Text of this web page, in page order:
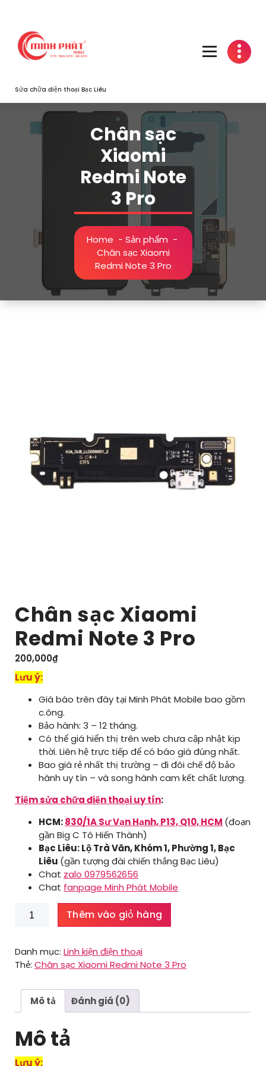
content
Sửa chữa điện thoại Bạc Liêu
Chân sạc
Xiaomi
Redmi Note
3 Pro
Home - Sản phẩm -
Chân sạc Xiaomi
Redmi Note 3 Pro
Chân sạc Xiaomi
Redmi Note 3 Pro
200,000₫
Lưu ý:
Giá báo trên đây tại Minh Phát Mobile bao gồm
c.ông.
Bảo hành: 3 – 12 tháng.
Có thể giá hiển thị trên web chưa cập nhật kịp
thời. Liên hệ trực tiếp để có báo giá đúng nhất.
Bao giá rẻ nhất thị trường – đi đôi chế độ bảo
hành uy tín – và song hành cam kết chất lượng.
Tiệm sửa chữa điện thoại uy tín:
HCM:830/1A Sư Vạn Hạnh, P13, Q10, HCM (đoạn
gần Big C Tô Hiến Thành)
Bạc Liêu: Lộ Trà Văn, Khóm 1, Phường 1, Bạc
Liêu (gần tượng đài chiến thắng Bạc Liêu)
Chat zalo 0979562656
Chat fanpage Minh Phát Mobile
Chân
Redmi
Note
Pro
lượng
Thêm vào giỏ hàng
Danh mục: Linh kiện điện thoại
Thẻ: Chân sạc Xiaomi Redmi Note 3 Pro
Mô tả Đánh giá (0)
Mô tả
Lưu ý: